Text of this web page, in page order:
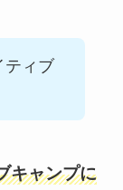
ティブ
キャンプに